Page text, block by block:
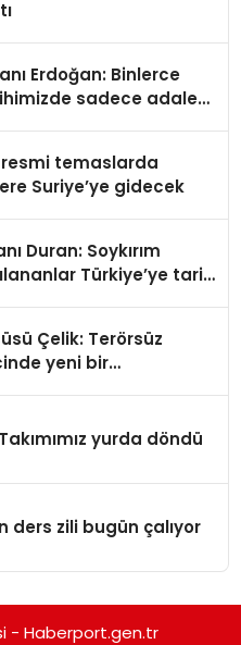
Erdoğan: Binlerce
sadece adalet
temaslarda
Suriye’ye gidecek
Duran: Soykırım
Türkiye’ye tarih
Çelik: Terörsüz
yeni bir
yurda döndü
ders zili bugün çalıyor
- Haberport.gen.tr